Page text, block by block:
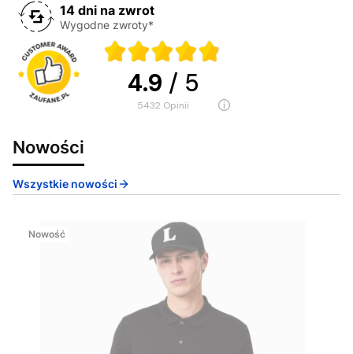
14 dni na zwrot
Wygodne zwroty*
4.9 / 5
5432 opinii
Nowości
Wszystkie nowości
Nowość